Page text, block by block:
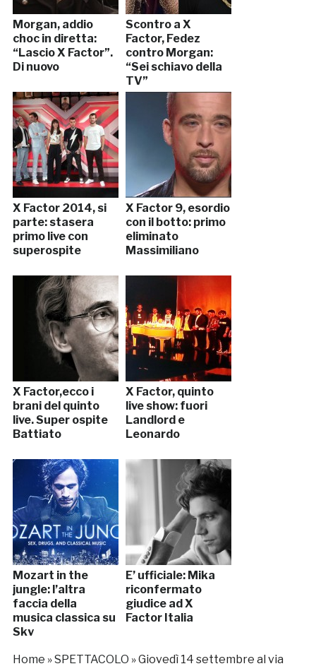
Morgan, addio
choc in diretta:
“Lascio X Factor”.
Di nuovo
Scontro a X
Factor, Fedez
contro Morgan:
“Sei schiavo della
TV”
X Factor 2014, si
parte: stasera
primo live con
superospite
X Factor 9, esordio
con il botto: primo
eliminato
Massimiliano
X Factor,ecco i
brani del quinto
live. Super ospite
Battiato
X Factor, quinto
live show: fuori
Landlord e
Leonardo
Mozart in the
jungle: l’altra
faccia della
musica classica su
Sky
E’ ufficiale: Mika
riconfermato
giudice ad X
Factor Italia
Home »SPETTACOLO »Giovedì 14 settembre al via